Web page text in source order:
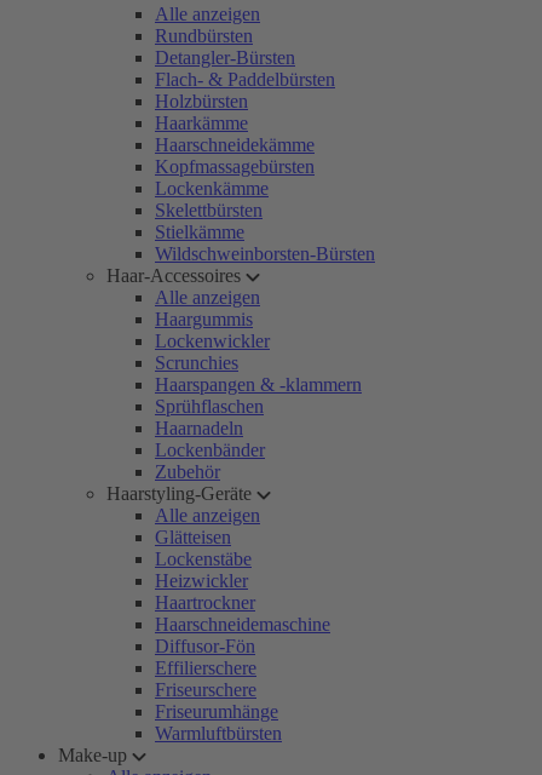
Alle anzeigen
Rundbürsten
Detangler-Bürsten
Flach- & Paddelbürsten
Holzbürsten
Haarkämme
Haarschneidekämme
Kopfmassagebürsten
Lockenkämme
Skelettbürsten
Stielkämme
Wildschweinborsten-Bürsten
Haar-Accessoires
Alle anzeigen
Haargummis
Lockenwickler
Scrunchies
Haarspangen & -klammern
Sprühflaschen
Haarnadeln
Lockenbänder
Zubehör
Haarstyling-Geräte
Alle anzeigen
Glätteisen
Lockenstäbe
Heizwickler
Haartrockner
Haarschneidemaschine
Diffusor-Fön
Effilierschere
Friseurschere
Friseurumhänge
Warmluftbürsten
Make-up